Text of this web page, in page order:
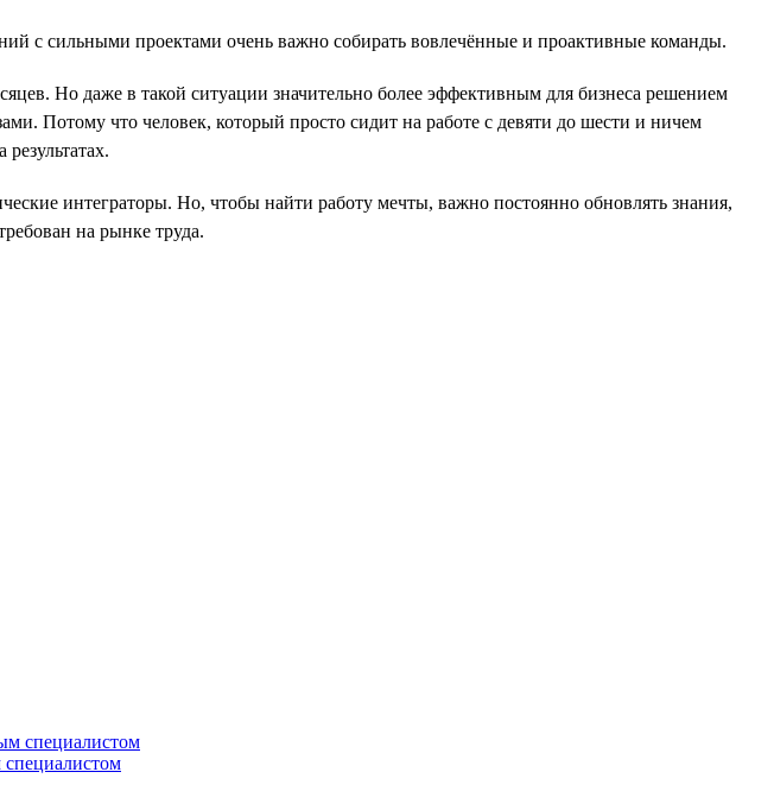
с сильными проектами очень важно собирать вовлечённые и проактивные команды.
Но даже в такой ситуации значительно более эффективным для бизнеса решением
Потому что человек, который просто сидит на работе с девяти до шести и ничем
интеграторы. Но, чтобы найти работу мечты, важно постоянно обновлять знания,
на рынке труда.
специалистом